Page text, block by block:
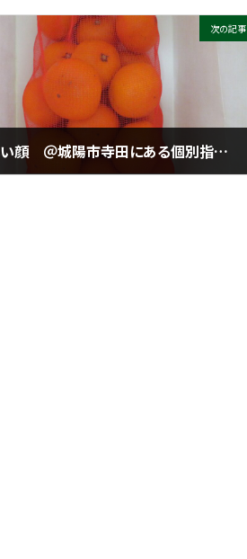
次の記事
懐かしい顔 ＠城陽市寺田にある個別指導塾 勉楽個別 寺田小・寺田西小・寺田南小・今池小・富野小・深谷小・久世小・久津川小・古川小・城陽中・西城陽中・東城陽・北城陽中・南城陽中・南陽高・城南菱創高・莵道高・久御山高・城陽高